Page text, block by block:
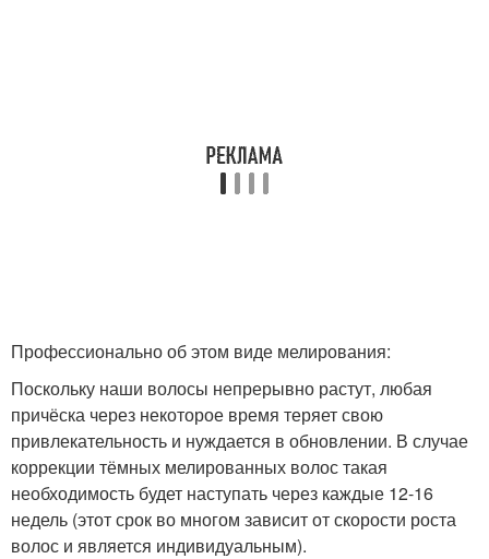
Профессионально об этом виде мелирования:
Поскольку наши волосы непрерывно растут, любая
причёска через некоторое время теряет свою
привлекательность и нуждается в обновлении. В случае
коррекции тёмных мелированных волос такая
необходимость будет наступать через каждые 12-16
недель (этот срок во многом зависит от скорости роста
волос и является индивидуальным).